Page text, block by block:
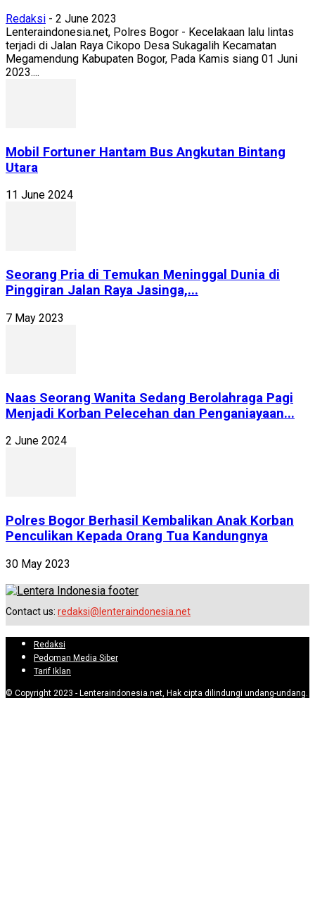
Redaksi - 2 June 2023
Lenteraindonesia.net, Polres Bogor - Kecelakaan lalu lintas
terjadi di Jalan Raya Cikopo Desa Sukagalih Kecamatan
Megamendung Kabupaten Bogor, Pada Kamis siang 01 Juni
2023....
Mobil Fortuner Hantam Bus Angkutan Bintang
Utara
11 June 2024
Seorang Pria di Temukan Meninggal Dunia di
Pinggiran Jalan Raya Jasinga,...
7 May 2023
Naas Seorang Wanita Sedang Berolahraga Pagi
Menjadi Korban Pelecehan dan Penganiayaan...
2 June 2024
Polres Bogor Berhasil Kembalikan Anak Korban
Penculikan Kepada Orang Tua Kandungnya
30 May 2023
Contact us: redaksi@lenteraindonesia.net
Redaksi
Pedoman Media Siber
Tarif Iklan
© Copyright 2023 - Lenteraindonesia.net, Hak cipta dilindungi undang-undang.